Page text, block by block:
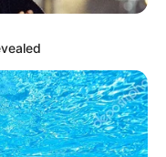
η
από την Ελλάδα και